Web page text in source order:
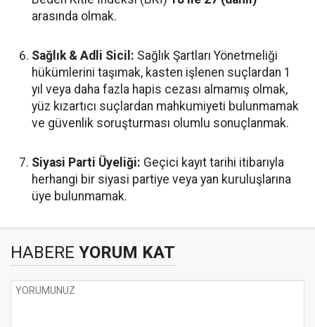
arasında olmak.
Sağlık & Adli Sicil: Sağlık Şartları Yönetmeliği
hükümlerini taşımak, kasten işlenen suçlardan 1
yıl veya daha fazla hapis cezası almamış olmak,
yüz kızartıcı suçlardan mahkumiyeti bulunmamak
ve güvenlik soruşturması olumlu sonuçlanmak.
Siyasi Parti Üyeliği: Geçici kayıt tarihi itibarıyla
herhangi bir siyasi partiye veya yan kuruluşlarına
üye bulunmamak.
HABERE YORUM KAT